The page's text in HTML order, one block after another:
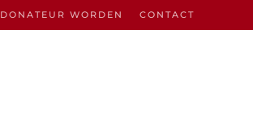
DONATEUR WORDEN CONTACT